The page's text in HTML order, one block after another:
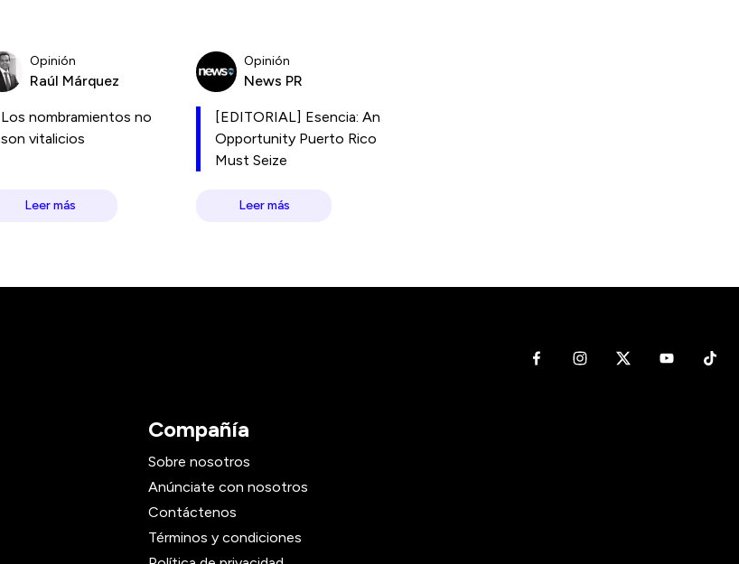
Opinión
Raúl Márquez
Los nombramientos no
son vitalicios
Leer más
Opinión
News PR
[EDITORIAL] Esencia: An
Opportunity Puerto Rico
Must Seize
Leer más
Compañía
Sobre nosotros
Anúnciate con nosotros
Contáctenos
Términos y condiciones